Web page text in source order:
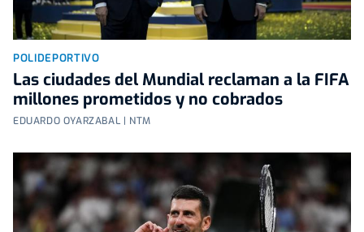
POLIDEPORTIVO
Las ciudades del Mundial reclaman a la FIFA
millones prometidos y no cobrados
EDUARDO OYARZABAL | NTM